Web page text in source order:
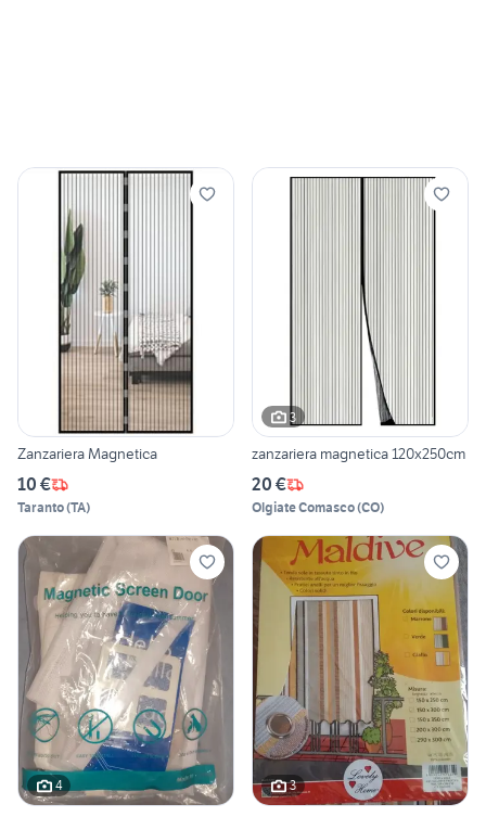
Zanzariera Magnetica
10 €
Taranto(TA)
3
zanzariera magnetica 120x250cm
20 €
Olgiate Comasco(CO)
4 3